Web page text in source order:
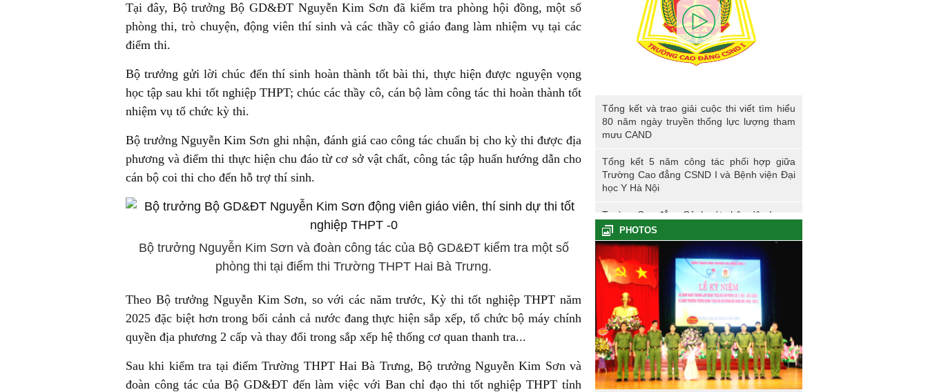
Tại đây, Bộ trưởng Bộ GD&ĐT Nguyễn Kim Sơn đã kiểm tra phòng hội đồng, một số
phòng thi, trò chuyện, động viên thí sinh và các thầy cô giáo đang làm nhiệm vụ tại các
điểm thi.
Bộ trưởng gửi lời chúc đến thí sinh hoàn thành tốt bài thi, thực hiện được nguyện vọng
học tập sau khi tốt nghiệp THPT; chúc các thầy cô, cán bộ làm công tác thi hoàn thành tốt
nhiệm vụ tổ chức kỳ thi.
Bộ trưởng Nguyễn Kim Sơn ghi nhận, đánh giá cao công tác chuẩn bị cho kỳ thi được địa
phương và điểm thi thực hiện chu đáo từ cơ sở vật chất, công tác tập huấn hướng dẫn cho
cán bộ coi thi cho đến hỗ trợ thí sinh.
Bộ trưởng Nguyễn Kim Sơn và đoàn công tác của Bộ GD&ĐT kiểm tra một số
phòng thi tại điểm thi Trường THPT Hai Bà Trưng.
Theo Bộ trưởng Nguyễn Kim Sơn, so với các năm trước, Kỳ thi tốt nghiệp THPT năm
2025 đặc biệt hơn trong bối cảnh cả nước đang thực hiện sắp xếp, tổ chức bộ máy chính
quyền địa phương 2 cấp và thay đổi trong sắp xếp hệ thống cơ quan thanh tra...
Sau khi kiểm tra tại điểm Trường THPT Hai Bà Trưng, Bộ trưởng Nguyễn Kim Sơn và
đoàn công tác của Bộ GD&ĐT đến làm việc với Ban chỉ đạo thi tốt nghiệp THPT tỉnh
năm ngày truyền thống lực lượng tham mưu
CAND
Tổng kết và trao giải cuộc thi viết tìm hiểu
80 năm ngày truyền thống lực lượng tham
mưu CAND
Tổng kết 5 năm công tác phối hợp giữa
Trường Cao đẳng CSND I và Bệnh viện Đại
học Y Hà Nội
Trường Cao đẳng Cảnh sát nhân dân I
Phóng sự nhập học khoá K61S
Tổng kết hoạt động thực tế đợt I - K60S
Các sự kiện tiêu biểu của Tuổi trẻ Nhà
trường năm học 2023-2024
TÔI LÀM CÔNG AN XÃ
Hoạt động thực tế chính trị của cán bộ, học
viên tại Hoà Bình
PHOTOS